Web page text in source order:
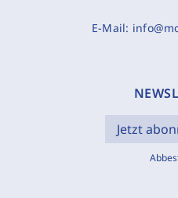
E-Mail:
Jetzt